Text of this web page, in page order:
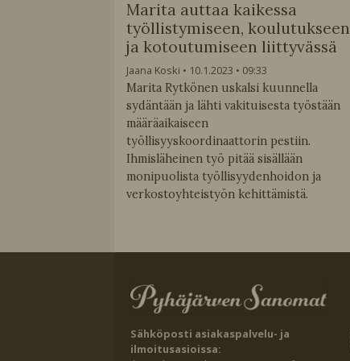
Marita auttaa kaikessa
työllistymiseen, koulutukseen
ja kotoutumiseen liittyvässä
Jaana Koski 10.1.2023
09:33
Marita Rytkönen uskalsi kuunnella
sydäntään ja lähti vakituisesta työstään
määräaikaiseen
työllisyyskoordinaattorin pestiin.
Ihmisläheinen työ pitää sisällään
monipuolista työllisyydenhoidon ja
verkostoyhteistyön kehittämistä.
Sähköposti asiakaspalvelu- ja
ilmoitusasioissa: